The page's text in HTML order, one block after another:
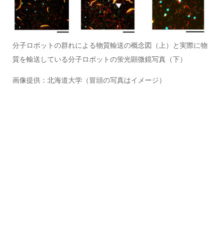
分子ロボットの群れによる物質輸送の概念図（上）と実際に物
質を輸送している分子ロボットの蛍光顕微鏡写真（下）
画像提供：北海道大学（冒頭の写真はイメージ）